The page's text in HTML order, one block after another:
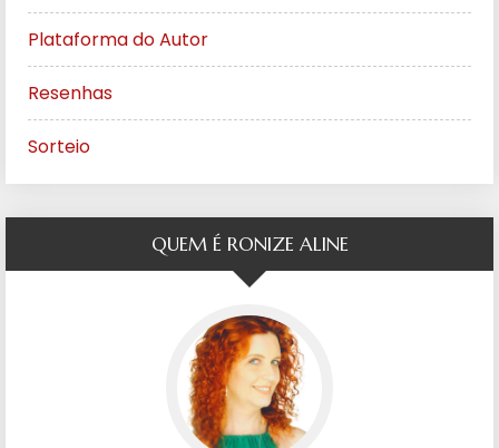
Plataforma do Autor
Resenhas
Sorteio
QUEM É RONIZE ALINE